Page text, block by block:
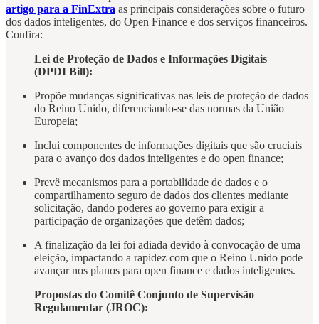
artigo para a FinExtra as principais considerações sobre o futuro
dos dados inteligentes, do Open Finance e dos serviços financeiros.
Confira:
Lei de Proteção de Dados e Informações Digitais
(DPDI Bill):
Propõe mudanças significativas nas leis de proteção de dados
do Reino Unido, diferenciando-se das normas da União
Europeia;
Inclui componentes de informações digitais que são cruciais
para o avanço dos dados inteligentes e do open finance;
Prevê mecanismos para a portabilidade de dados e o
compartilhamento seguro de dados dos clientes mediante
solicitação, dando poderes ao governo para exigir a
participação de organizações que detêm dados;
A finalização da lei foi adiada devido à convocação de uma
eleição, impactando a rapidez com que o Reino Unido pode
avançar nos planos para open finance e dados inteligentes.
Propostas do Comitê Conjunto de Supervisão
Regulamentar (JROC):